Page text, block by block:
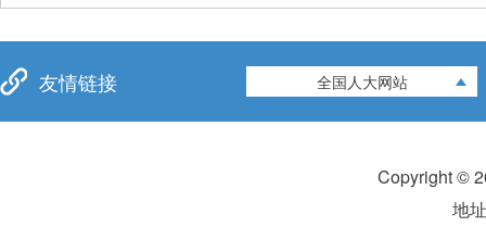
友情链接 全国人大网站
Copyright ©
地